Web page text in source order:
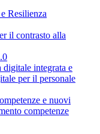
Resilienza
il contrasto alla
integrata e
per il personale
e nuovi
competenze